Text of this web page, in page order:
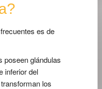
es de
poseen glándulas
inferior del
los